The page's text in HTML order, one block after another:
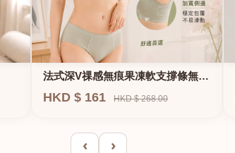
法式深V祼感無痕果凍軟支撐條無鋼
圈內衣
HKD $ 161 HKD $ 268.00
‹ ›